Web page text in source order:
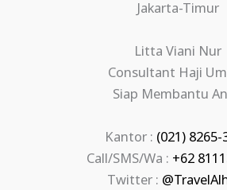
Jakarta-Timur
Litta Viani Nur
Consultant Haji
Siap Membantu
Kantor : (021) 8265-
Call/SMS/Wa : +62
Twitter :